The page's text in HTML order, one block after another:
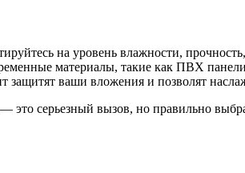
на уровень влажности,
материалы, такие как ПВХ
ваши вложения и позволят
это серьезный вызов, но правильно